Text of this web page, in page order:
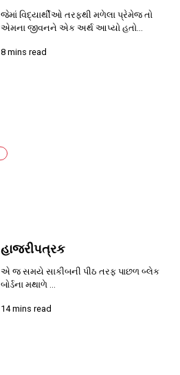
જેમાં વિદ્યાર્થીઓ તરફથી મળેલા પ્રેમેજ તો
એમના જીવનને એક અર્થ આપ્યો હતો...
8 mins read
હાજરીપત્રક
એ જ સમયે સાકીબની પીઠ તરફ પાછળ બ્લેક
બોર્ડના મથાળે ...
14 mins read